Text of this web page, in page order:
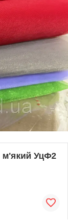
м'який УцФ2